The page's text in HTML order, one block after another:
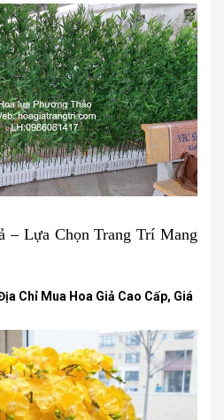
– Lựa Chọn Trang Trí Mang
Chỉ Mua Hoa Giả Cao Cấp, Giá